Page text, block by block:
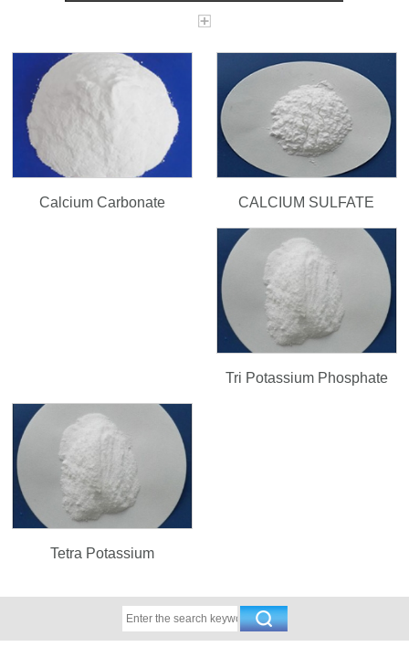
Calcium Carbonate CALCIUM SULFATE
Tri Potassium Phosphate
Tetra Potassium
Pyrophosphate